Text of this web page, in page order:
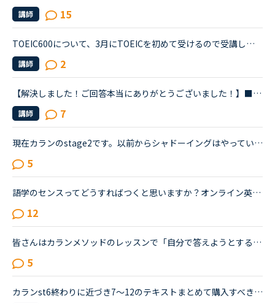
講師 15
TOEIC600について、3月にTOEICを初めて受けるので受講してみたいなって思っているのですが、TOEIC600は主にリスニングなのですか？TOEIC対策オンリーでスピーキングの練習もしたい場合は他の教材と併用した方がい...
講師 2
【解決しました！ご回答本当にありがとうございました！】■効果的なカランレッスンの進め方について2020年1月からネイティブキャンプを始め、現在カランレッスンはステージ4の全復習直前段階です。毎回どうしても...
講師 7
現在カランのstage2です。以前からシャドーイングはやっていて、先に話してくれる先生だとその先生が話し始めたすぐ後に続いて話すことは出来るのですが、本日カランであたった先生は、質問後に私の回答を待つ先...
5
語学のセンスってどうすればつくと思いますか？オンライン英会話を始めて早2年。 話せるようになりたいし、TOEICの点数も上げたいし、頑張って勉強しているつもりです。英会話では、リスニング力と発音は褒めら...
12
皆さんはカランメソッドのレッスンで「自分で答えようとする」と「シャドーイングに徹する」のどちらの方針で臨んでいますか？（特にNew WordsよりDaily Revisionの場合）私は「自分で答えようとする」のほうなの...
5
カランst6終わりに近づき7〜12のテキストまとめて購入すべきか迷います。時間かけて、文法、フレーズなどを納得し、憶えるくらい復習して、頑張れば、能力のない私でもいつかはst12に進めると信じ、まずはst12ま...